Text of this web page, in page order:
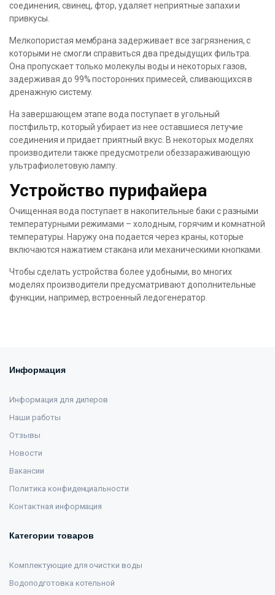
соединения, свинец, фтор, удаляет неприятные запахи и
привкусы.
Мелкопористая мембрана задерживает все загрязнения, с
которыми не смогли справиться два предыдущих фильтра.
Она пропускает только молекулы воды и некоторых газов,
задерживая до 99% посторонних примесей, сливающихся в
дренажную систему.
На завершающем этапе вода поступает в угольный
постфильтр, который убирает из нее оставшиеся летучие
соединения и придает приятный вкус. В некоторых моделях
производители также предусмотрели обеззараживающую
ультрафиолетовую лампу.
Устройство пурифайера
Очищенная вода поступает в накопительные баки с разными
температурными режимами – холодным, горячим и комнатной
температуры. Наружу она подается через краны, которые
включаются нажатием стакана или механическими кнопками.
Чтобы сделать устройства более удобными, во многих
моделях производители предусматривают дополнительные
функции, например, встроенный ледогенератор.
Информация
Информация для дилеров
Наши работы
Отзывы
Новости
Вакансии
Политика конфиденциальности
Контактная информация
Категории товаров
Комплектующие для очистки воды
Водоподготовка котельной